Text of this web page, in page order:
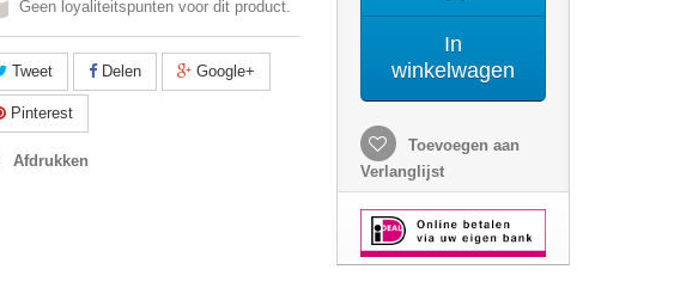
Geen loyaliteitspunten voor dit product.
Tweet Delen Google+
Pinterest
Afdrukken
In
winkelwagen
Toevoegen aan
Verlanglijst